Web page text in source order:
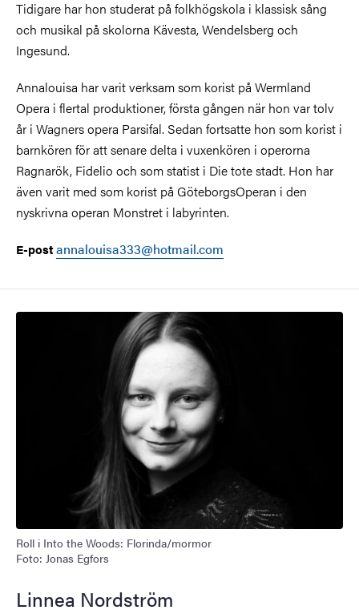
Tidigare har hon studerat på folkhögskola i klassisk sång
och musikal på skolorna Kävesta, Wendelsberg och
Ingesund.
Annalouisa har varit verksam som korist på Wermland
Opera i flertal produktioner, första gången när hon var tolv
år i Wagners opera Parsifal. Sedan fortsatte hon som korist i
barnkören för att senare delta i vuxenkören i operorna
Ragnarök, Fidelio och som statist i Die tote stadt. Hon har
även varit med som korist på GöteborgsOperan i den
nyskrivna operan Monstret i labyrinten.
E-postannalouisa333@hotmail.com
Roll i Into the Woods: Florinda/mormor
Foto: Jonas Egfors
Linnea Nordström